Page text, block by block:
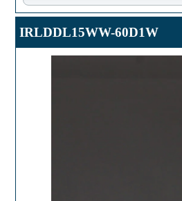
IRLDDL15WW-60D1W